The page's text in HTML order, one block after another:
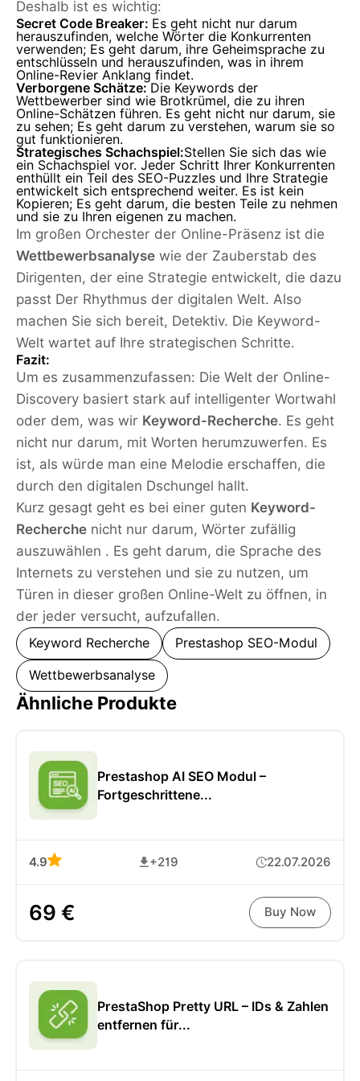
Deshalb ist es wichtig:
Secret Code Breaker: Es geht nicht nur darum
herauszufinden, welche Wörter die Konkurrenten
verwenden; Es geht darum, ihre Geheimsprache zu
entschlüsseln und herauszufinden, was in ihrem
Online-Revier Anklang findet.
Verborgene Schätze: Die Keywords der
Wettbewerber sind wie Brotkrümel, die zu ihren
Online-Schätzen führen. Es geht nicht nur darum, sie
zu sehen; Es geht darum zu verstehen, warum sie so
gut funktionieren.
Strategisches Schachspiel:Stellen Sie sich das wie
ein Schachspiel vor. Jeder Schritt Ihrer Konkurrenten
enthüllt ein Teil des SEO-Puzzles und Ihre Strategie
entwickelt sich entsprechend weiter. Es ist kein
Kopieren; Es geht darum, die besten Teile zu nehmen
und sie zu Ihren eigenen zu machen.
Im großen Orchester der Online-Präsenz ist die
Wettbewerbsanalyse wie der Zauberstab des
Dirigenten, der eine Strategie entwickelt, die dazu
passt Der Rhythmus der digitalen Welt. Also
machen Sie sich bereit, Detektiv. Die Keyword-
Welt wartet auf Ihre strategischen Schritte.
Fazit:
Um es zusammenzufassen: Die Welt der Online-
Discovery basiert stark auf intelligenter Wortwahl
oder dem, was wir Keyword-Recherche. Es geht
nicht nur darum, mit Worten herumzuwerfen. Es
ist, als würde man eine Melodie erschaffen, die
durch den digitalen Dschungel hallt.
Kurz gesagt geht es bei einer guten Keyword-
Recherche nicht nur darum, Wörter zufällig
auszuwählen . Es geht darum, die Sprache des
Internets zu verstehen und sie zu nutzen, um
Türen in dieser großen Online-Welt zu öffnen, in
der jeder versucht, aufzufallen.
Keyword Recherche Prestashop SEO-Modul
Wettbewerbsanalyse
Ähnliche Produkte
Prestashop AI SEO Modul –
Fortgeschrittene...
4.9 +219 22.07.2026
69 € Buy Now
PrestaShop Pretty URL – IDs & Zahlen
entfernen für...